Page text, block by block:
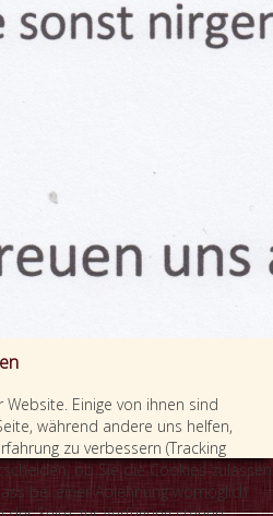
Einige von ihnen sind
während andere uns helfen,
zu verbessern (Tracking
ob Sie die Cookies zulassen
bei einer Ablehnung womöglich